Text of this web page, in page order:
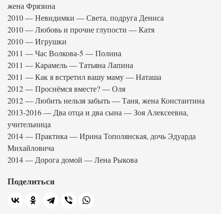
жена Фрязина
2010 — Невидимки — Света, подруга Дениса
2010 — Любовь и прочие глупости — Катя
2010 — Игрушки
2011 — Час Волкова-5 — Полина
2011 — Карамель — Татьяна Лапина
2011 — Как я встретил вашу маму — Наташа
2012 — Проснёмся вместе? — Оля
2012 — Любить нельзя забыть — Таня, жена Константина
2013-2016 — Два отца и два сына — Зоя Алексеевна,
учительница
2014 — Практика — Ирина Тополянская, дочь Эдуарда
Михайловича
2014 — Дорога домой — Лена Рыкова
Поделиться